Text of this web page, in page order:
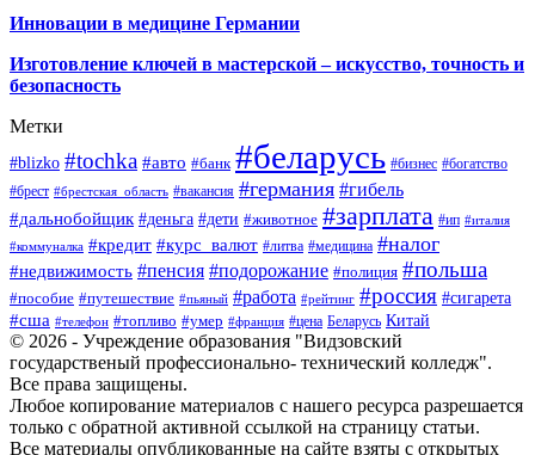
Инновации в медицине Германии
Изготовление ключей в мастерской – искусство, точность и
безопасность
Метки
#blizko #tochka #авто #банк #беларусь #бизнес #богатство
#брест #брестская_область #вакансия #германия #гибель
#дальнобойщик #деньга #дети #животное #зарплата #ип #италия
#коммуналка #кредит #курс_валют #литва #медицина #налог
#недвижимость #пенсия #подорожание #полиция #польша
#пособие #путешествие #пьяный #работа #рейтинг #россия #сигарета
#сша #телефон #топливо #умер #франция #цена Беларусь Китай
© 2026 - Учреждение образования "Видзовский
государственый профессионально- технический колледж".
Все права защищены.
Любое копирование материалов с нашего ресурса разрешается
только с обратной активной ссылкой на страницу статьи.
Все материалы опубликованные на сайте взяты с открытых